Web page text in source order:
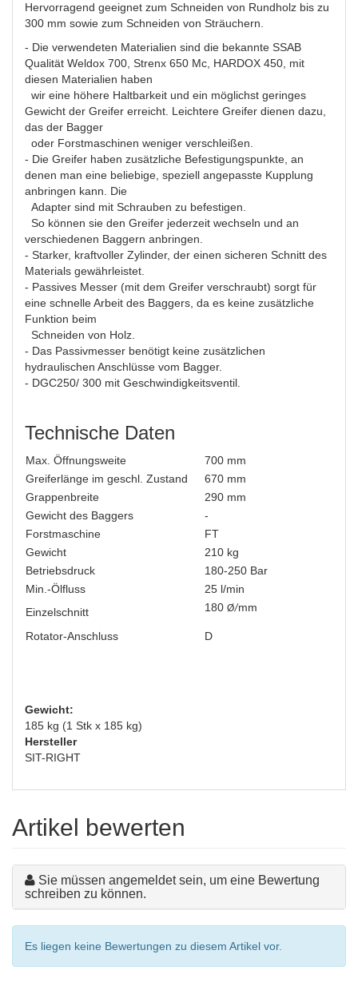
Hervorragend geeignet zum Schneiden von Rundholz bis zu
300 mm sowie zum Schneiden von Sträuchern.
- Die verwendeten Materialien sind die bekannte SSAB
Qualität Weldox 700, Strenx 650 Mc, HARDOX 450, mit
diesen Materialien haben
wir eine höhere Haltbarkeit und ein möglichst geringes
Gewicht der Greifer erreicht. Leichtere Greifer dienen dazu,
das der Bagger
oder Forstmaschinen weniger verschleißen.
- Die Greifer haben zusätzliche Befestigungspunkte, an
denen man eine beliebige, speziell angepasste Kupplung
anbringen kann. Die
Adapter sind mit Schrauben zu befestigen.
So können sie den Greifer jederzeit wechseln und an
verschiedenen Baggern anbringen.
- Starker, kraftvoller Zylinder, der einen sicheren Schnitt des
Materials gewährleistet.
- Passives Messer (mit dem Greifer verschraubt) sorgt für
eine schnelle Arbeit des Baggers, da es keine zusätzliche
Funktion beim
Schneiden von Holz.
- Das Passivmesser benötigt keine zusätzlichen
hydraulischen Anschlüsse vom Bagger.
- DGC250/ 300 mit Geschwindigkeitsventil.
Technische Daten
Max. Öffnungsweite
700 mm
Greiferlänge im geschl. Zustand
670 mm
Grappenbreite
290 mm
Gewicht des Baggers
-
Forstmaschine
FT
Gewicht
210 kg
Betriebsdruck
180-250 Bar
Min.-Ölfluss
25 l/min
Einzelschnitt
180 Ø/mm
Rotator-Anschluss D
Gewicht:
185 kg (1 Stk x 185 kg)
Hersteller
SIT-RIGHT
Artikel bewerten
Sie müssen angemeldet sein, um eine Bewertung
schreiben zu können.
Es liegen keine Bewertungen zu diesem Artikel vor.